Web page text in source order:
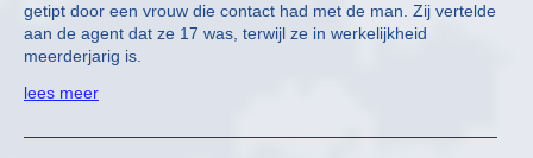
getipt door een vrouw die contact had met de man. Zij vertelde
aan de agent dat ze 17 was, terwijl ze in werkelijkheid
meerderjarig is.
lees meer